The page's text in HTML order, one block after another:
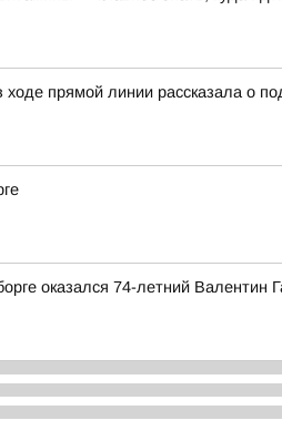
прямой линии рассказала о
оказался 74-летний Валентин